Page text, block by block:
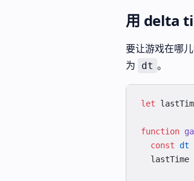
用 delta
要让游戏在哪
为
dt 。
let
function
  const
dt
  lastTime